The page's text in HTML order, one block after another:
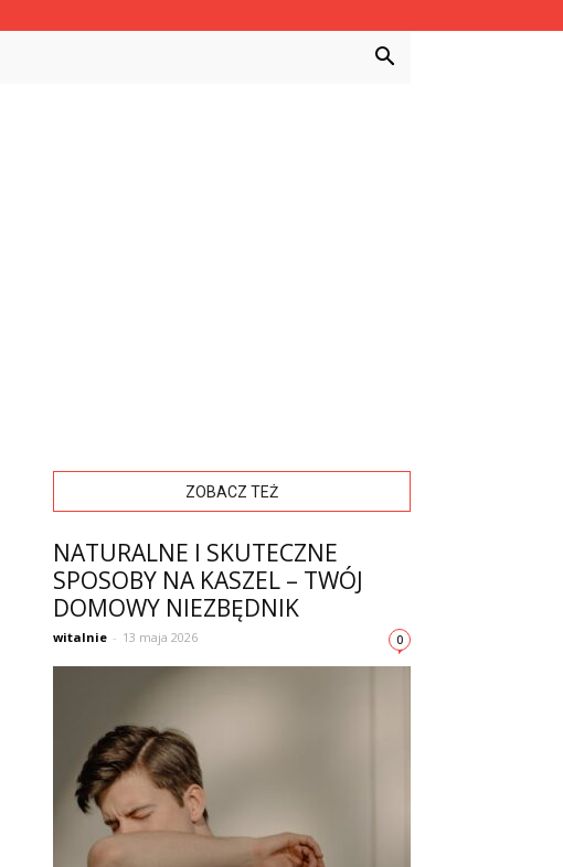
ZOBACZ TEŻ
NATURALNE I SKUTECZNE
SPOSOBY NA KASZEL – TWÓJ
DOMOWY NIEZBĘDNIK
witalnie - 13 maja 2026 0